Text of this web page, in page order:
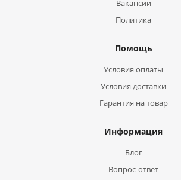
Вакансии
Политика
Помощь
Условия оплаты
Условия доставки
Гарантия на товар
Информация
Блог
Вопрос-ответ